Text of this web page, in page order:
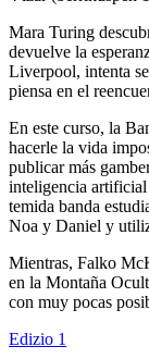
Mara Turing
devuelve la
Liverpool, intenta
piensa en el
En este curso, la
hacerle la vida
publicar más
inteligencia artificial
temida banda
Noa y Daniel y
Mientras, Falko
en la Montaña
con muy pocas
Edizio 1